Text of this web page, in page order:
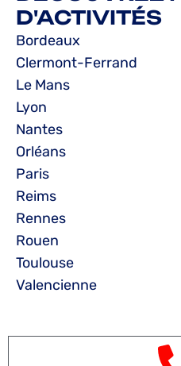
D'ACTIVITÉS
Bordeaux
Clermont-Ferrand
Le Mans
Lyon
Nantes
Orléans
Paris
Reims
Rennes
Rouen
Toulouse
Valencienne